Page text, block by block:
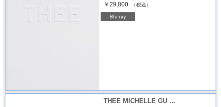
￥29,800
（税込）
THEE MICHELLE GU …